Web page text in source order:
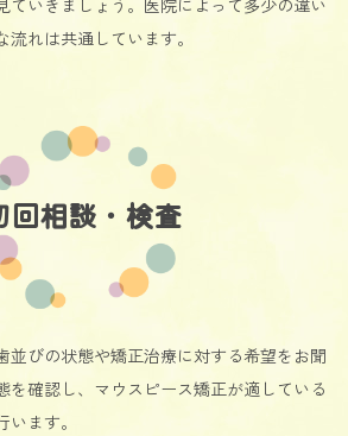
ていきましょう。医院によって多少の違い
れは共通しています。
回相談・検査
並びの状態や矯正治療に対する希望をお聞
を確認し、マウスピース矯正が適している
ます。